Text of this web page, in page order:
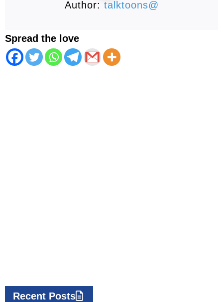
Author: talktoons@
Spread the love
Recent Posts